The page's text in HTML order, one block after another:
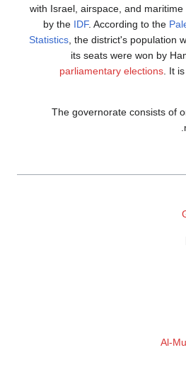
with Israel, airspace, and
by the IDF. According to the
Statistics, the district's population
its seats were won by
parliamentary elections. It
The governorate consists of
Al-